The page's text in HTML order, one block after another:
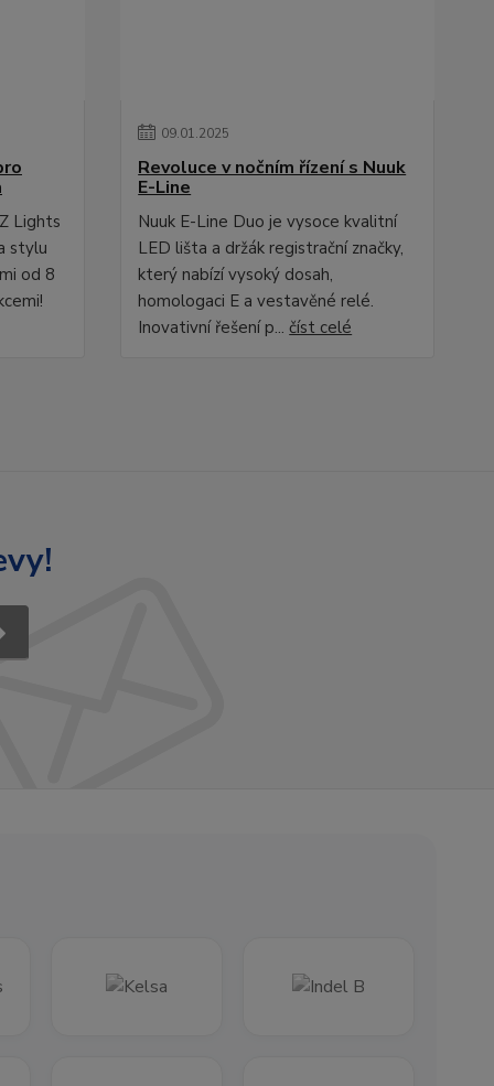
Lights
stylu
od 8
09.01.2025
Revoluce v nočním řízení s Nuuk
E-Line
Nuuk E-Line Duo je vysoce kvalitní
LED lišta a držák registrační značky,
který nabízí vysoký dosah,
homologaci E a vestavěné relé.
Inovativní řešení p...číst celé